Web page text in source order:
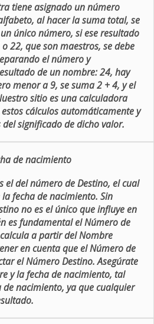
tiene asignado un número
al hacer la suma total, se
único número, si ese resultado
22, que son maestros, se debe
el número y
de un nombre: 24, hay
menor a 9, se suma 2 + 4, y el
sitio es una calculadora
cálculos automáticamente y
significado de dicho valor.
de nacimiento
el del número de Destino, el cual
fecha de nacimiento. Sin
no es el único que influye en
es fundamental el Número de
a partir del Nombre
en cuenta que el Número de
el Número Destino. Asegúrate
y la fecha de nacimiento, tal
nacimiento, ya que cualquier